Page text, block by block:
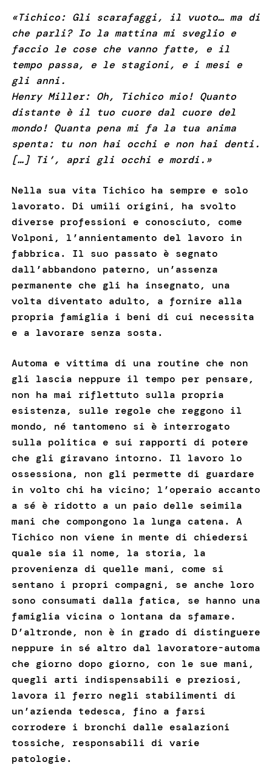
«Tichico: Gli scarafaggi, il vuoto… ma di
che parli? Io la mattina mi sveglio e
faccio le cose che vanno fatte, e il
tempo passa, e le stagioni, e i mesi e
gli anni.
Henry Miller: Oh, Tichico mio! Quanto
distante è il tuo cuore dal cuore del
mondo! Quanta pena mi fa la tua anima
spenta: tu non hai occhi e non hai denti.
[…] Ti’, apri gli occhi e mordi.»
Nella sua vita Tichico ha sempre e solo
lavorato. Di umili origini, ha svolto
diverse professioni e conosciuto, come
Volponi, l’annientamento del lavoro in
fabbrica. Il suo passato è segnato
dall’abbandono paterno, un’assenza
permanente che gli ha insegnato, una
volta diventato adulto, a fornire alla
propria famiglia i beni di cui necessita
e a lavorare senza sosta.
Automa e vittima di una routine che non
gli lascia neppure il tempo per pensare,
non ha mai riflettuto sulla propria
esistenza, sulle regole che reggono il
mondo, né tantomeno si è interrogato
sulla politica e sui rapporti di potere
che gli giravano intorno. Il lavoro lo
ossessiona, non gli permette di guardare
in volto chi ha vicino; l’operaio accanto
a sé è ridotto a un paio delle seimila
mani che compongono la lunga catena. A
Tichico non viene in mente di chiedersi
quale sia il nome, la storia, la
provenienza di quelle mani, come si
sentano i propri compagni, se anche loro
sono consumati dalla fatica, se hanno una
famiglia vicina o lontana da sfamare.
D’altronde, non è in grado di distinguere
neppure in sé altro dal lavoratore-automa
che giorno dopo giorno, con le sue mani,
quegli arti indispensabili e preziosi,
lavora il ferro negli stabilimenti di
un’azienda tedesca, fino a farsi
corrodere i bronchi dalle esalazioni
tossiche, responsabili di varie
patologie.